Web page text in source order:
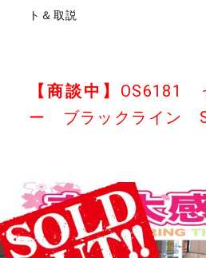
ト＆取説
【商談中】 OS6181
ー ブラックライン